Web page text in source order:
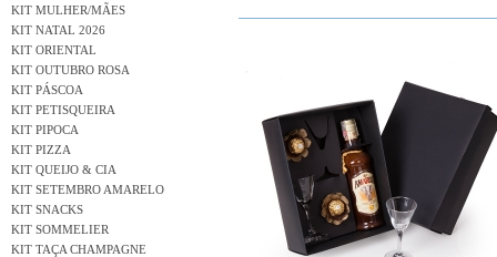
KIT MULHER/MÃES
KIT NATAL 2026
KIT ORIENTAL
KIT OUTUBRO ROSA
KIT PÁSCOA
KIT PETISQUEIRA
KIT PIPOCA
KIT PIZZA
KIT QUEIJO & CIA
KIT SETEMBRO AMARELO
KIT SNACKS
KIT SOMMELIER
KIT TAÇA CHAMPAGNE